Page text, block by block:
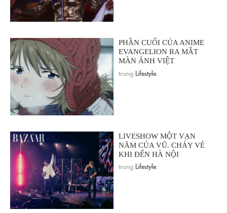
PHẦN CUỐI CỦA ANIME
EVANGELION RA MẮT
MÀN ẢNH VIỆT
trong Lifestyle
LIVESHOW MỘT VẠN
NĂM CỦA VŨ. CHÁY VÉ
KHI ĐẾN HÀ NỘI
trong Lifestyle